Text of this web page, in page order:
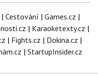
| Cestování | Games.cz |
| Karaoketexty.cz |
| Fights.cz | Dokina.cz |
| StartupInsider.cz